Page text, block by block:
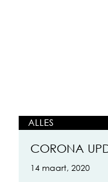
CORONA
14 maart, 2020